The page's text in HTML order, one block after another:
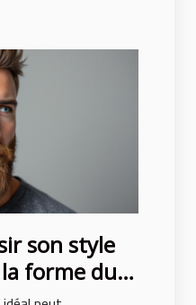
son style
forme du